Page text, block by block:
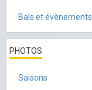
Bals et évènements
PHOTOS
Saisons